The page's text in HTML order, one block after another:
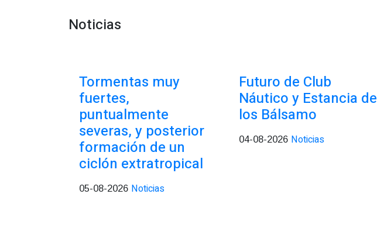
Noticias
Tormentas muy
fuertes,
puntualmente
severas, y posterior
formación de un
ciclón extratropical
05-08-2026 Noticias
Futuro de Club
Náutico y Estancia de
los Bálsamo
04-08-2026 Noticias